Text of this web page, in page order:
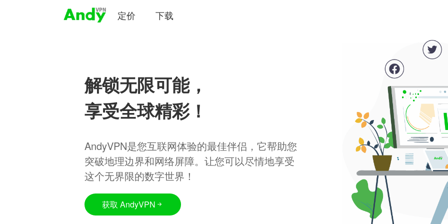
定价 下载
解锁无限可能，
享受全球精彩！
AndyVPN是您互联网体验的最佳伴侣，它帮助您
突破地理边界和网络屏障。让您可以尽情地享受
这个无界限的数字世界！
获取 AndyVPN